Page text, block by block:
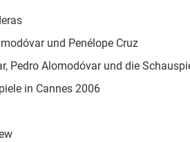
und Penélope Cruz
Pedro Alomodóvar und die
in Cannes 2006